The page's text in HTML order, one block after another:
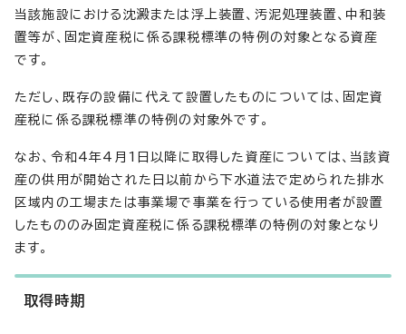
当該施設における沈澱または浮上装置、汚泥処理装置、中和装
置等が、固定資産税に係る課税標準の特例の対象となる資産
です。
ただし、既存の設備に代えて設置したものについては、固定資
産税に係る課税標準の特例の対象外です。
なお、令和4年4月1日以降に取得した資産については、当該資
産の供用が開始された日以前から下水道法で定められた排水
区域内の工場または事業場で事業を行っている使用者が設置
したもののみ固定資産税に係る課税標準の特例の対象となり
ます。
取得時期